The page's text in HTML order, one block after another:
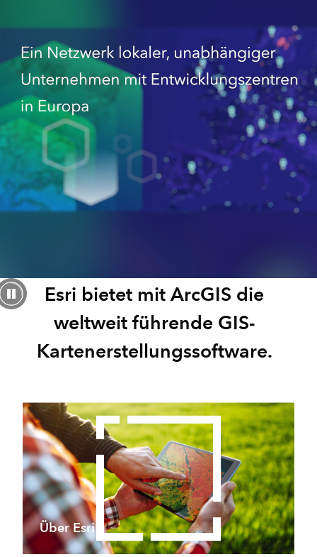
Esri bietet mit ArcGIS die
weltweit führende GIS-
Kartenerstellungssoftware.
Über Esri